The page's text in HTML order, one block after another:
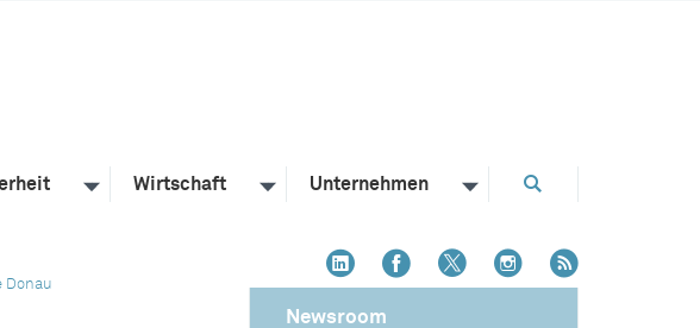
Wirtschaft Unternehmen
Donau
Newsroom